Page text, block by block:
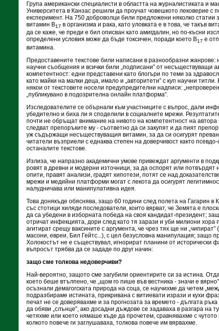
Група американски специалисти в областта на журналистиката и
Университета в Канзас решили да проучат човешкото лековерие с
експеримент. На 750 доброволци били предложени няколко статии
витамин В17 в организма и рака, като уловката е в това, че такъв
да се каже, че преди е бил описван като амигдалин, но по-късни
определени условия може да бъде токсичен, поради което В17 е
витамина.
Предоставените текстове били написани в разнообразни
научни съобщения и всички били „подписани” от несъществуващи
компетентност: едни представени като блогъри по теми за
като майки на малки деца, имало и „авторитети” с куп научни
някои от текстовете носели предупредителни надписи:
„публикувано в подозрителна онлайн платформа”.
Изследователите се обърнали към участниците с въпрос, дали
убедително и биха ли я споделили в социалните мрежи.
почти не обръщат внимание на нивото на компетентност на автора
следват препоръките му - съответно да си закупят и да пият
уж съдържащи несъществуващия витамин, за да си осигурят
читатели възприели с еднаква степен на доверчивост както
останалите текстове.
Излиза, че напразно академични умове привеждат аргументи в
ровят в древни и модерни източници, за да оспорят или потвърдят
опити, правят анализи, градят хипотези, потят се над
мрежи и медийни платформи могат с лекота да осигурят
налудничава или манипулативна идея.
Това донякъде обяснява, защо 60 години след полета на Гагарин в
със стотици хиляди последователи, които вярват, че Земята е
да са убедени в изборната победа на своя кандидат-президент;
отричат инфекцията, дори след като тя зарази и уби милиони хора
агитират срещу ваксините с аргумента, че чрез тях ще ни
масони, евреи, Бил Гейтс...), с цел безусловна манипулация; защо
Холокостът не е съществувал, игнорират планини от исторически
въпросът трябва да се зададе по друг начин:
защо сме толкова недоверчиви?
Най-вероятно, защото сме загубили ориентирите си за истина.
което беше втълпено, че „щом го пише във вестника - значи е
осъзнали демагогската природа на соца, се научихме да четем
подразбираме истината, прикривана с витиевати изрази и кухи
печат не се доверявахме и за прогнозата за времето - дългата
да обяви „слънце”, ако досадни дъждове се задаваха в разгара на
четяхме или което нямаше къде да прочетем, сравнявахме с
колкото повече ги заглушаваха, толкова повече им вярвахме.